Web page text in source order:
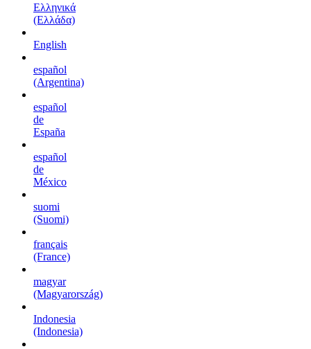
Ελληνικά
(Ελλάδα)
English
español
(Argentina)
español
de
España
español
de
México
suomi
(Suomi)
français
(France)
magyar
(Magyarország)
Indonesia
(Indonesia)